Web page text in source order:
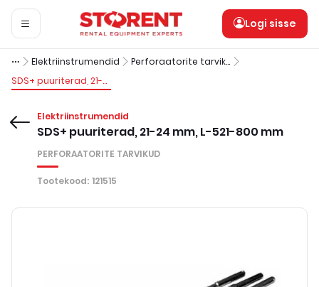
Logi sisse
Elektriinstrumendid
Perforaatorite tarvikud
SDS+ puuriterad, 21-24 mm, L-521-800 mm
Elektriinstrumendid
SDS+ puuriterad, 21-24 mm, L-521-800 mm
PERFORAATORITE TARVIKUD
Tootekood: 121515